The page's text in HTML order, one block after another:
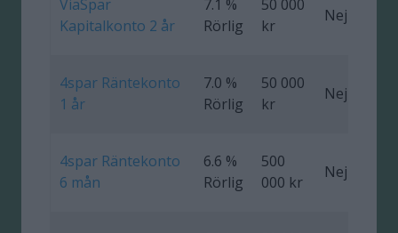
ViaSpar
Kapitalkonto 2 år
7.1 %
Rörlig
50 000
kr
Nej
4spar Räntekonto
1 år
7.0 %
Rörlig
50 000
kr
Nej
4spar Räntekonto
6 mån
6.6 %
Rörlig
500
000 kr
Nej